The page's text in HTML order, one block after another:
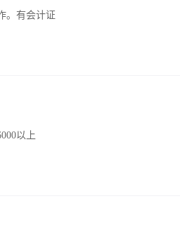
。有会计证
以上